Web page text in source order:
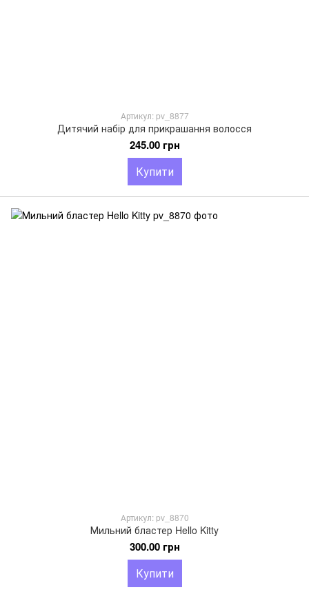
Артикул: pv_8877
Дитячий набір для прикрашання волосся
245.00 грн
Купити
Артикул: pv_8870
Мильний бластер Hello Kitty
300.00 грн
Купити